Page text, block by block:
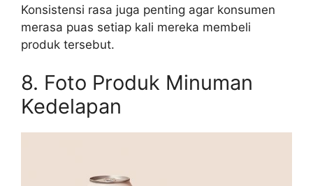
Konsistensi rasa juga penting agar konsumen
merasa puas setiap kali mereka membeli
produk tersebut.
8. Foto Produk Minuman
Kedelapan